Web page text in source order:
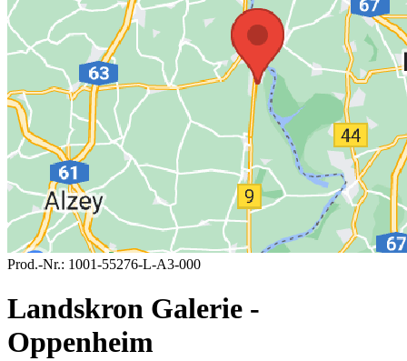
Prod.-Nr.: 1001-55276-L-A3-000
Landskron Galerie -
Oppenheim